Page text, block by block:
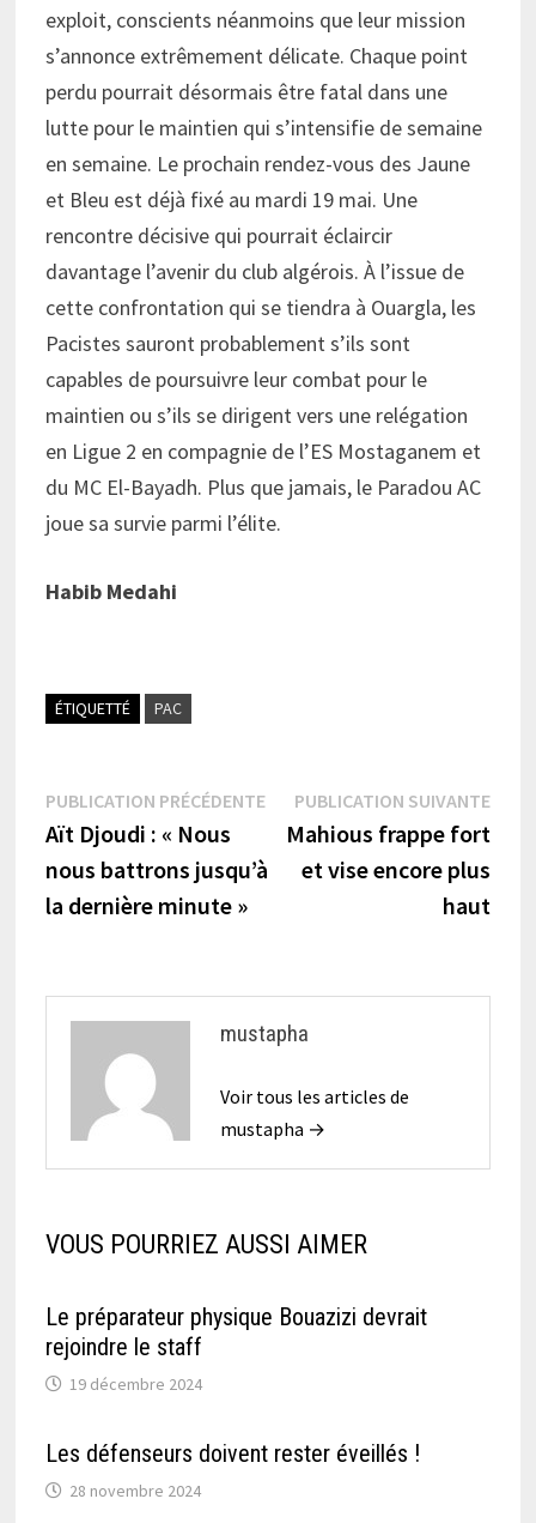
exploit, conscients néanmoins que leur mission
s’annonce extrêmement délicate. Chaque point
perdu pourrait désormais être fatal dans une
lutte pour le maintien qui s’intensifie de semaine
en semaine. Le prochain rendez-vous des Jaune
et Bleu est déjà fixé au mardi 19 mai. Une
rencontre décisive qui pourrait éclaircir
davantage l’avenir du club algérois. À l’issue de
cette confrontation qui se tiendra à Ouargla, les
Pacistes sauront probablement s’ils sont
capables de poursuivre leur combat pour le
maintien ou s’ils se dirigent vers une relégation
en Ligue 2 en compagnie de l’ES Mostaganem et
du MC El-Bayadh. Plus que jamais, le Paradou AC
joue sa survie parmi l’élite.
Habib Medahi
ÉTIQUETTÉ PAC
Navigation
de
l’article
PUBLICATION PRÉCÉDENTEPublication
précédente :
Aït Djoudi : « Nous
nous battrons jusqu’à
la dernière minute »
PUBLICATION SUIVANTE
Mahious frappe fort
et vise encore plus
haut
mustapha
Voir tous les articles de
mustapha →
VOUS POURRIEZ AUSSI AIMER
Le préparateur physique Bouazizi devrait
rejoindre le staff
19 décembre 2024
Les défenseurs doivent rester éveillés !
28 novembre 2024